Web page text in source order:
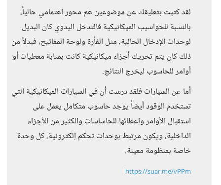
لقد كتبت بتعليقك عن موضوعين هم محور اهتمامي حالياً،
بالنسبة للحواسيب الميكانيكية فالتدخل اليدوي كان البديل
لوحدات الإدخال الحالية، مثل الفأرة ولوحة المفاتيح، فبدلاً من
ذلك كان يتم تحريك أجزاء ميكانيكية كانت بمثابة معطيات أو
أوامر للحاسوب ليخرج النتائج.
أما عن السيارات فلقد درست أن في السيارات الميكانيكية التي
تستخدم الوقود أيضاً يوجد حاسوب متكامل يعمل على
استقبال الأوامر وإعطائها للحاساسات والكثير من الأجزاء
الداخلية، ويكون مرتبط بوحدات تحكم إلكترونية، كل وحدة
خاصة بمنظومة معينة.
https://suar.me/vPPm